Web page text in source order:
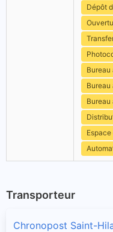
Dépôt
Transporteur
Chronopost Saint-